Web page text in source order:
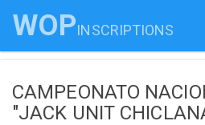
WOPINSCRIPTIONS
CAMPEONATO
"JACK UNIT